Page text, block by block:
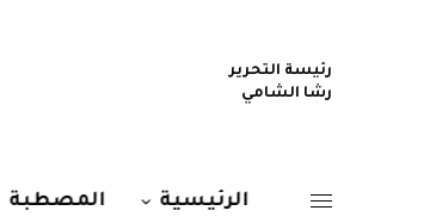
رئيسة التحرير
رشا الشامي
الرئيسية المصطبة